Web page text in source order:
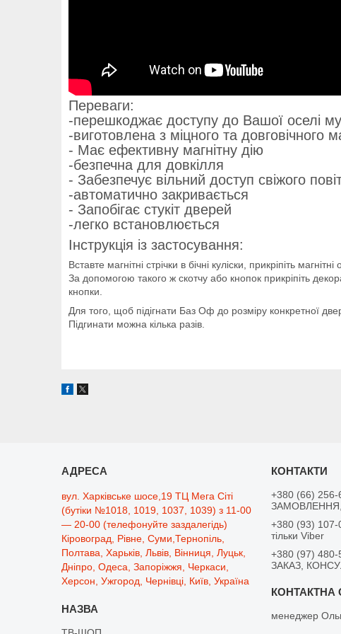
Переваги:
-перешкоджає доступу до Вашої оселі
-виготовлена з міцного та довговічного
- Має ефективну магнітну дію
-безпечна для довкілля
- Забезпечує вільний доступ свіжого
-автоматично закривається
- Запобігає стукіт дверей
-легко встановлюється
Інструкція із застосування:
Вставте магнітні стрічки в бічні куліски, прикріпіть
За допомогою такого ж скотчу або кнопок прикріпіть
кнопки.
Для того, щоб підігнати Баз Оф до розміру конкретної
Підгинати можна кілька разів.
вул. Харківське шосе,19 ТЦ Мега Сіті
(бутіки №1018, 1019, 1037, 1039) з 11-00
— 20-00 (телефонуйте заздалегідь)
Кіровоград, Рівне, Суми,Тернопіль,
Полтава, Харьків, Львів, Вінниця, Луцьк,
Дніпро, Одеса, Запоріжжя, Черкаси,
Херсон, Ужгород, Чернівці, Київ, Україна
+380 (66) 256-
ЗАМОВЛЕННЯ,
+380 (93) 107-
тільки Viber
+380 (97) 480-
ЗАКАЗ,
менеджер